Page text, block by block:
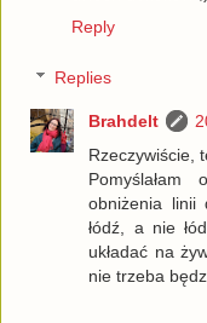
Reply
Replies
Brahdelt
Rzeczywiście,
obniżenia linii
łódź, a nie
układać na
nie trzeba